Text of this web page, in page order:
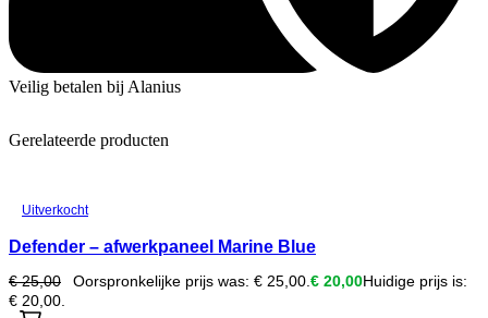
Veilig betalen bij Alanius
Gerelateerde producten
Uitverkocht
Defender – afwerkpaneel Marine Blue
€25,00 Oorspronkelijke prijs was: € 25,00. € 20,00Huidige prijs is:
€ 20,00.